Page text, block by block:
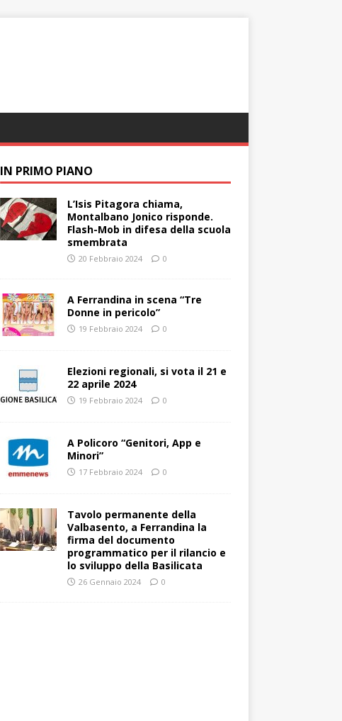
IN PRIMO PIANO
L’Isis Pitagora chiama,
Montalbano Jonico risponde.
Flash-Mob in difesa della scuola
smembrata
20 Febbraio 2024 0
A Ferrandina in scena “Tre
Donne in pericolo”
19 Febbraio 2024 0
Elezioni regionali, si vota il 21 e
22 aprile 2024
19 Febbraio 2024 0
A Policoro “Genitori, App e
Minori”
17 Febbraio 2024 0
Tavolo permanente della
Valbasento, a Ferrandina la
firma del documento
programmatico per il rilancio e
lo sviluppo della Basilicata
26 Gennaio 2024 0